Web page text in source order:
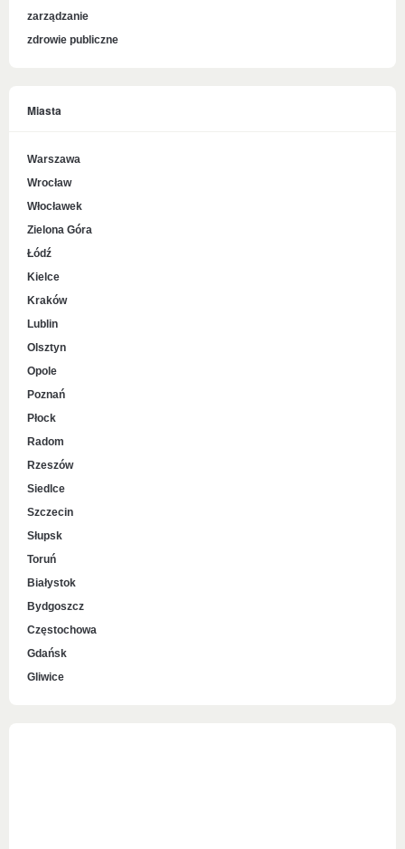
zarządzanie
zdrowie publiczne
Miasta
Warszawa
Wrocław
Włocławek
Zielona Góra
Łódź
Kielce
Kraków
Lublin
Olsztyn
Opole
Poznań
Płock
Radom
Rzeszów
Siedlce
Szczecin
Słupsk
Toruń
Białystok
Bydgoszcz
Częstochowa
Gdańsk
Gliwice